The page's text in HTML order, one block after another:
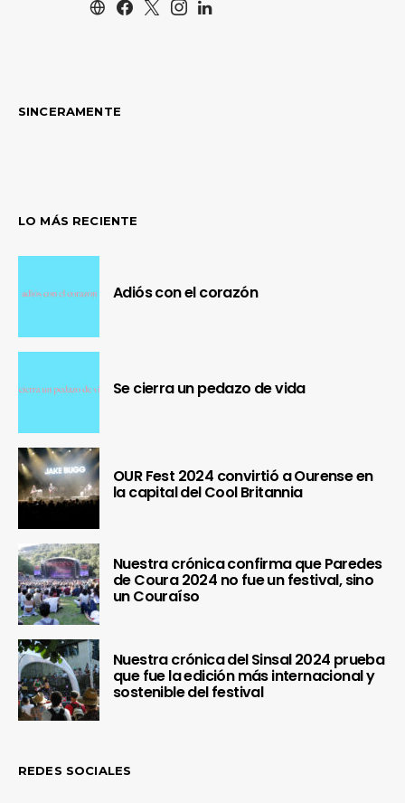
SINCERAMENTE
LO MÁS RECIENTE
Adiós con el corazón
Se cierra un pedazo de vida
OUR Fest 2024 convirtió a Ourense en
la capital del Cool Britannia
Nuestra crónica confirma que Paredes
de Coura 2024 no fue un festival, sino
un Couraíso
Nuestra crónica del Sinsal 2024 prueba
que fue la edición más internacional y
sostenible del festival
REDES SOCIALES